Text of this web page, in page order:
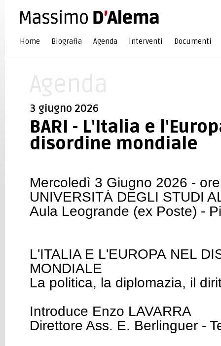
Home Biografia Agenda Interventi Documenti
3 giugno 2026
BARI - L'Italia e
disordine mondiale
Mercoledì 3 Giugno 2026 -
UNIVERSITÀ DEGLI STUDI
Aula Leogrande (ex Poste) -
L'ITALIA E L'EUROPA NEL
MONDIALE
La politica, la diplomazia, il
Introduce Enzo LAVARRA
Direttore Ass. E. Berlinguer -